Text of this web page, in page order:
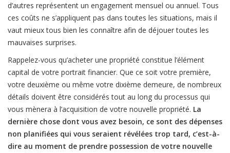
d’autres représentent un engagement mensuel ou annuel. Tous
ces coûts ne s’appliquent pas dans toutes les situations, mais il
vaut mieux tous bien les connaître afin de déjouer toutes les
mauvaises surprises.
Rappelez-vous qu’acheter une propriété constitue l’élément
capital de votre portrait financier. Que ce soit votre première,
votre deuxième ou même votre dixième demeure, de nombreux
détails doivent être considérés tout au long du processus qui
vous mènera à l’acquisition de votre nouvelle propriété. La
dernière chose dont vous avez besoin, ce sont des dépenses
non planifiées qui vous seraient révélées trop tard, c’est-à-
dire au moment de prendre possession de votre nouvelle